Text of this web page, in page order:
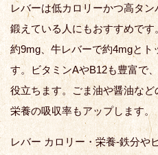
レバーは低カロリーかつ高タ
鍛えている人にもおすすめで
約9mg、牛レバーで約4mgとト
す。ビタミンAやB12も豊富で
役立ちます。ごま油や醤油など
栄養の吸収率もアップします。
レバー カロリー・栄養-鉄分や